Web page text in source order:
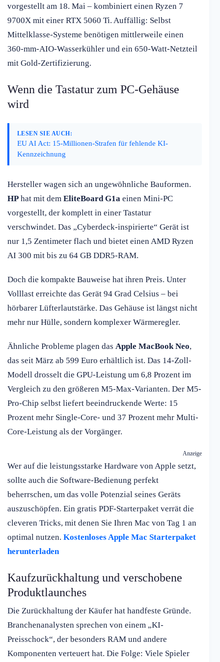
vorgestellt am 18. Mai – kombiniert einen Ryzen 7
9700X mit einer RTX 5060 Ti. Auffällig: Selbst
Mittelklasse-Systeme benötigen mittlerweile einen
360-mm-AIO-Wasserkühler und ein 650-Watt-Netzteil
mit Gold-Zertifizierung.
Wenn die Tastatur zum PC-Gehäuse
wird
LESEN SIE AUCH:
EU AI Act: 15-Millionen-Strafen für fehlende KI-
Kennzeichnung
Hersteller wagen sich an ungewöhnliche Bauformen.
HP hat mit dem EliteBoard G1a einen Mini-PC
vorgestellt, der komplett in einer Tastatur
verschwindet. Das „Cyberdeck-inspirierte“ Gerät ist
nur 1,5 Zentimeter flach und bietet einen AMD Ryzen
AI 300 mit bis zu 64 GB DDR5-RAM.
Doch die kompakte Bauweise hat ihren Preis. Unter
Volllast erreichte das Gerät 94 Grad Celsius – bei
hörbarer Lüfterlautstärke. Das Gehäuse ist längst nicht
mehr nur Hülle, sondern komplexer Wärmeregler.
Ähnliche Probleme plagen das Apple MacBook Neo,
das seit März ab 599 Euro erhältlich ist. Das 14-Zoll-
Modell drosselt die GPU-Leistung um 6,8 Prozent im
Vergleich zu den größeren M5-Max-Varianten. Der M5-
Pro-Chip selbst liefert beeindruckende Werte: 15
Prozent mehr Single-Core- und 37 Prozent mehr Multi-
Core-Leistung als der Vorgänger.
Anzeige
Wer auf die leistungsstarke Hardware von Apple setzt,
sollte auch die Software-Bedienung perfekt
beherrschen, um das volle Potenzial seines Geräts
auszuschöpfen. Ein gratis PDF-Starterpaket verrät die
cleveren Tricks, mit denen Sie Ihren Mac von Tag 1 an
optimal nutzen. Kostenloses Apple Mac Starterpaket
herunterladen
Kaufzurückhaltung und verschobene
Produktlaunches
Die Zurückhaltung der Käufer hat handfeste Gründe.
Branchenanalysten sprechen von einem „KI-
Preisschock“, der besonders RAM und andere
Komponenten verteuert hat. Die Folge: Viele Spieler